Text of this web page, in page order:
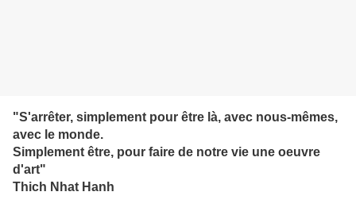
"S'arrêter, simplement pour être là, avec nous-mêmes,
avec le monde.
Simplement être, pour faire de notre vie une oeuvre
d'art"
Thich Nhat Hanh